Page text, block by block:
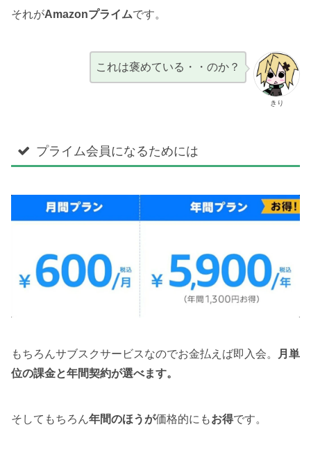
それがAmazonプライムです。
きり
これは褒めている・・のか？
プライム会員になるためには
もちろんサブスクサービスなのでお金払えば即入会。
月単
位の課金と年間契約が選べます。
そしてもちろん年間のほうが価格的にもお得です。